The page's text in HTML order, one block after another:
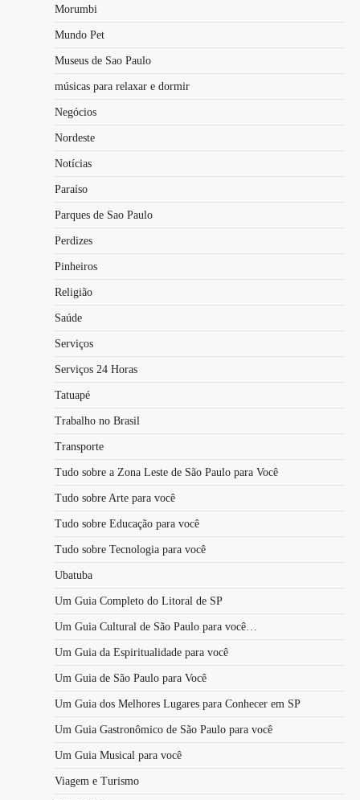
Morumbi
Mundo Pet
Museus de Sao Paulo
músicas para relaxar e dormir
Negócios
Nordeste
Notícias
Paraíso
Parques de Sao Paulo
Perdizes
Pinheiros
Religião
Saúde
Serviços
Serviços 24 Horas
Tatuapé
Trabalho no Brasil
Transporte
Tudo sobre a Zona Leste de São Paulo para Você
Tudo sobre Arte para você
Tudo sobre Educação para você
Tudo sobre Tecnologia para você
Ubatuba
Um Guia Completo do Litoral de SP
Um Guia Cultural de São Paulo para você…
Um Guia da Espiritualidade para você
Um Guia de São Paulo para Você
Um Guia dos Melhores Lugares para Conhecer em SP
Um Guia Gastronômico de São Paulo para você
Um Guia Musical para você
Viagem e Turismo